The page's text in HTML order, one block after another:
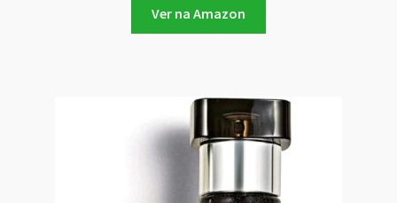
Ver na Amazon